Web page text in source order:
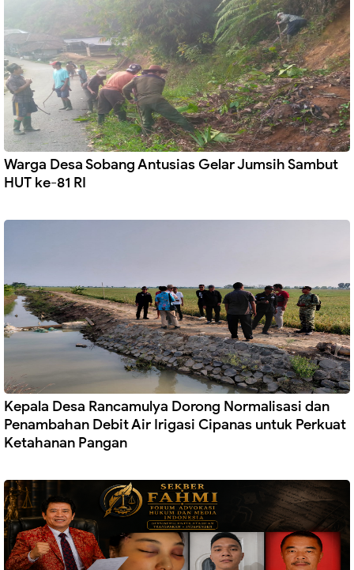
Warga Desa Sobang Antusias Gelar Jumsih Sambut
HUT ke-81 RI
Kepala Desa Rancamulya Dorong Normalisasi dan
Penambahan Debit Air Irigasi Cipanas untuk Perkuat
Ketahanan Pangan